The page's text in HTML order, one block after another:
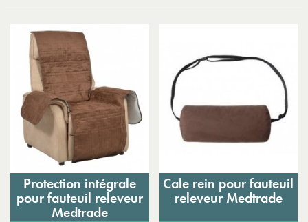
Protection intégrale
pour fauteuil releveur
Medtrade
Cale rein pour fauteuil
releveur Medtrade